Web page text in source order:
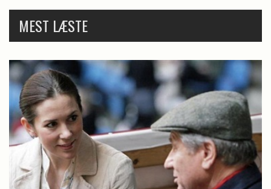
MEST LÆSTE